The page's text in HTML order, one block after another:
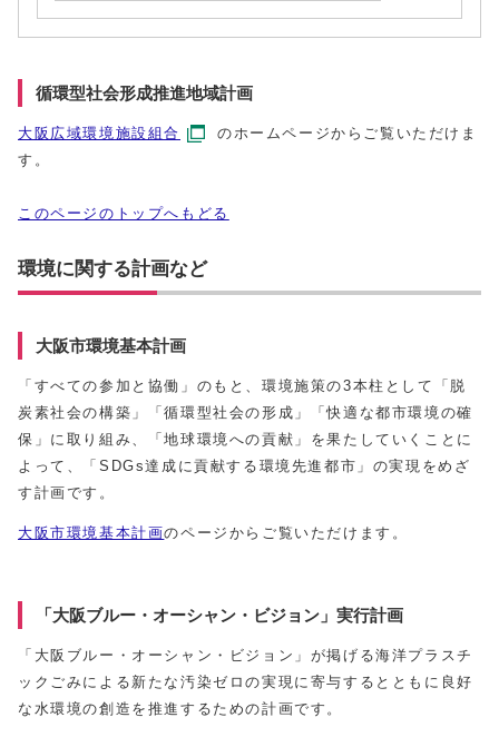
循環型社会形成推進地域計画
大阪広域環境施設組合
のホームページからご覧いただけま
す。
このページのトップへもどる
環境に関する計画など
大阪市環境基本計画
「すべての参加と協働」のもと、環境施策の3本柱として「脱
炭素社会の構築」「循環型社会の形成」「快適な都市環境の確
保」に取り組み、「地球環境への貢献」を果たしていくことに
よって、「SDGs達成に貢献する環境先進都市」の実現をめざ
す計画です。
大阪市環境基本計画のページからご覧いただけます。
「大阪ブルー・オーシャン・ビジョン」実行計画
「大阪ブルー・オーシャン・ビジョン」が掲げる海洋プラスチ
ックごみによる新たな汚染ゼロの実現に寄与するとともに良好
な水環境の創造を推進するための計画です。